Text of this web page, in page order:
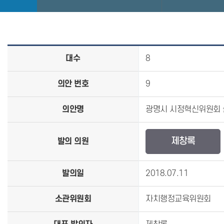
대수 8
의안 번호 9
의안명 광명시 시정혁신위원
발의 의원 제창록
발의일 2018.07.11
소관위원회 자치행정교육위원회